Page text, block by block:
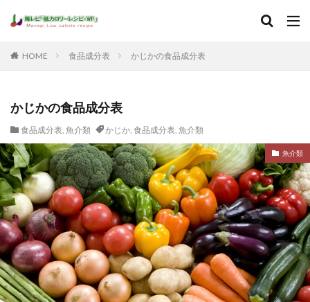
HOME 食品成分表 かじかの食品成分表
かじかの食品成分表
食品成分表, 魚介類 かじか, 食品成分表, 魚介類
魚介類